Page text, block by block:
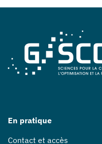
En pratique
Contact et accès